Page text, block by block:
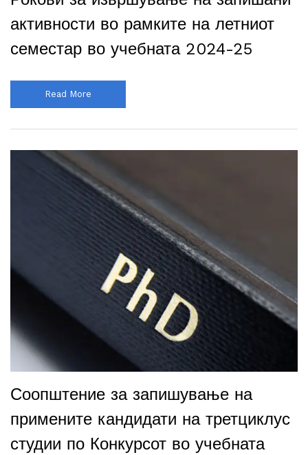
активности во рамките на летниот
семестар во учебната 2024-25
Read More
Соопштение за запишување на
примените кандидати на третциклус
студии по Конкурсот во учебната